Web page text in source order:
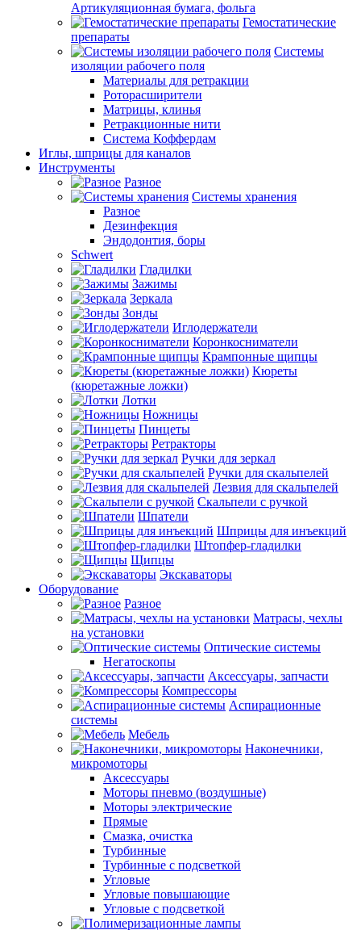
Артикуляционная бумага, фольга
Гемостатические
препараты
Системы
изоляции рабочего поля
Материалы для ретракции
Роторасширители
Матрицы, клинья
Ретракционные нити
Система Коффердам
Иглы, шприцы для каналов
Инструменты
Разное
Системы хранения
Разное
Дезинфекция
Эндодонтия, боры
Schwert
Гладилки
Зажимы
Зеркала
Зонды
Иглодержатели
Коронкосниматели
Крампонные щипцы
Кюреты
(кюретажные ложки)
Лотки
Ножницы
Пинцеты
Ретракторы
Ручки для зеркал
Ручки для скальпелей
Лезвия для скальпелей
Скальпели с ручкой
Шпатели
Шприцы для инъекций
Штопфер-гладилки
Щипцы
Экскаваторы
Оборудование
Разное
Матрасы, чехлы
на установки
Оптические системы
Негатоскопы
Аксессуары, запчасти
Компрессоры
Аспирационные
системы
Мебель
Наконечники,
микромоторы
Аксессуары
Моторы пневмо (воздушные)
Моторы электрические
Прямые
Смазка, очистка
Турбинные
Турбинные с подсветкой
Угловые
Угловые повышающие
Угловые с подсветкой